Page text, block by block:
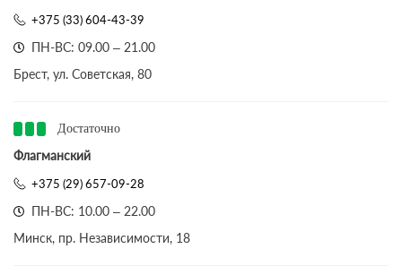
+375 (33) 604-43-39
ПН-ВС: 09.00 – 21.00
Брест, ул. Советская, 80
Достаточно
Флагманский
+375 (29) 657-09-28
ПН-ВС: 10.00 – 22.00
Минск, пр. Независимости, 18